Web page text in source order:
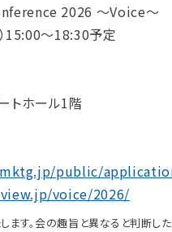
2026 ～Voice～
15:00～18:30予定
トホール1階
public/
voice/2026/
す。会の趣旨と異なると判断した